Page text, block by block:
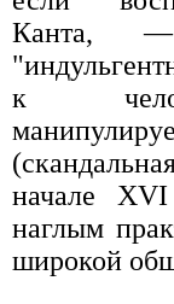
Канта,
к
начале
наглым
широкой